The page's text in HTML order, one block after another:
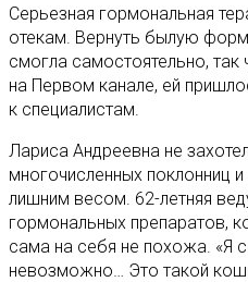
Серьезная гормональная
отекам. Вернуть былую
смогла самостоятельно,
на Первом канале, ей
к специалистам.
Лариса Андреевна не
многочисленных поклонниц
лишним весом. 62-летняя
гормональных препаратов,
сама на себя не похожа. «Я
невозможно… Это такой